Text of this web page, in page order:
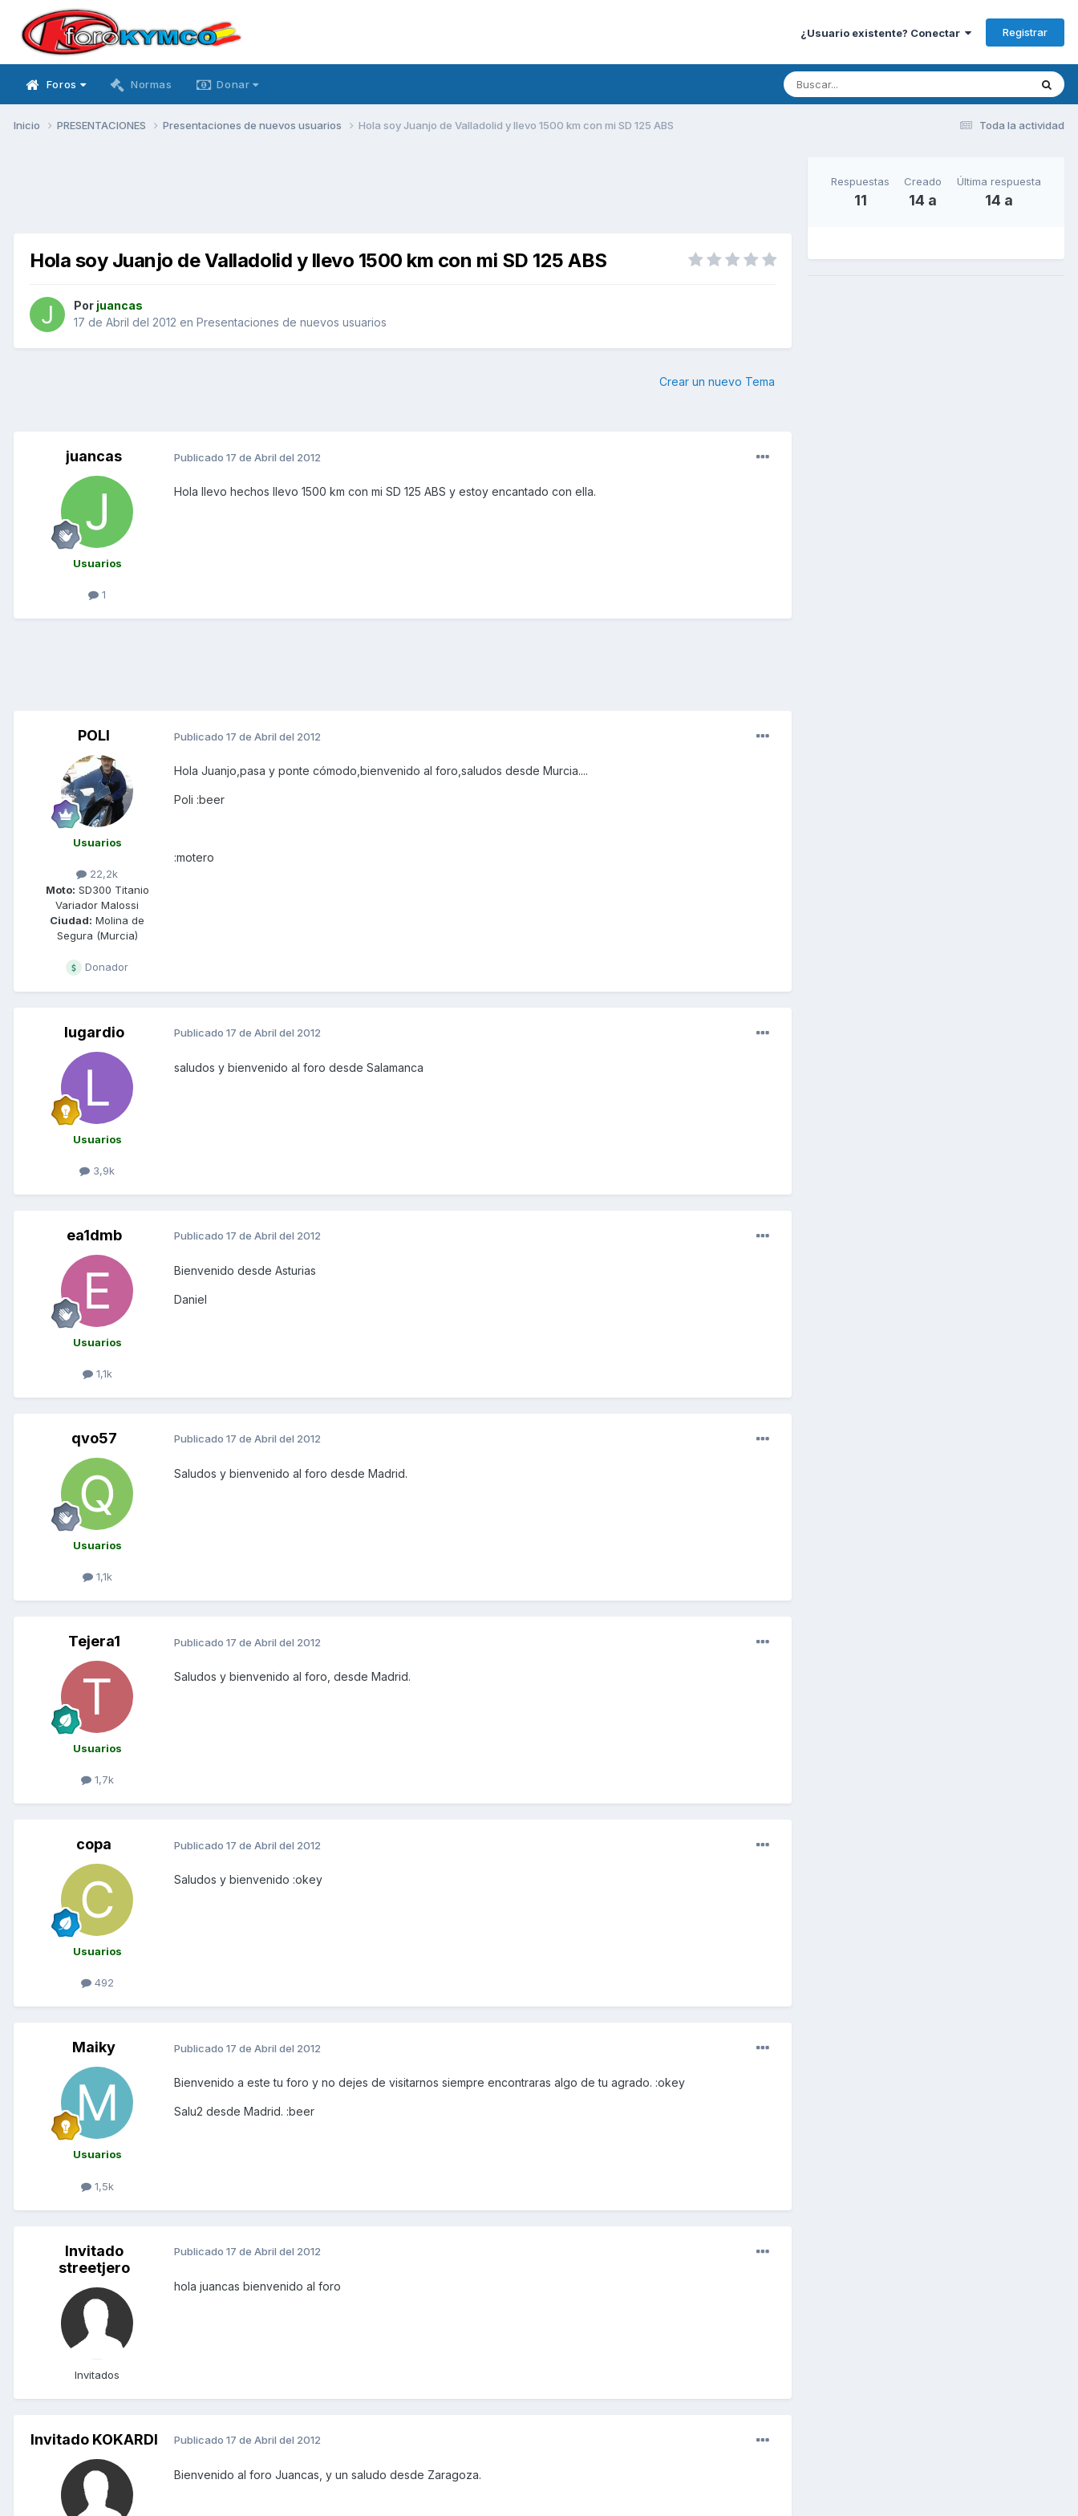
¿Usuario existente? Conectar Registrar
Foros Normas Donar
Toda la actividad
Inicio PRESENTACIONES Presentaciones de nuevos usuarios Hola soy Juanjo de Valladolid y llevo 1500 km con mi SD 125 ABS
Hola soy Juanjo de Valladolid y llevo 1500 km con mi SD 125 ABS
Por juancas
17 de Abril del 2012 en Presentaciones de nuevos usuarios
Crear un nuevo Tema
juancas
Usuarios
1
Publicado 17 de Abril del 2012
Hola llevo hechos llevo 1500 km con mi SD 125 ABS y estoy encantado con ella.
POLI
Usuarios
22,2k
Moto: SD300 Titanio
Variador Malossi
Ciudad: Molina de
Segura (Murcia)
Donador
Publicado 17 de Abril del 2012
Hola Juanjo,pasa y ponte cómodo,bienvenido al foro,saludos desde Murcia....
Poli :beer
:motero
lugardio
Usuarios
3,9k
Publicado 17 de Abril del 2012
saludos y bienvenido al foro desde Salamanca
ea1dmb
Usuarios
1,1k
Publicado 17 de Abril del 2012
Bienvenido desde Asturias
Daniel
qvo57
Usuarios
1,1k
Publicado 17 de Abril del 2012
Saludos y bienvenido al foro desde Madrid.
Tejera1
Usuarios
1,7k
Publicado 17 de Abril del 2012
Saludos y bienvenido al foro, desde Madrid.
copa
Usuarios
492
Publicado 17 de Abril del 2012
Saludos y bienvenido :okey
Maiky
Usuarios
1,5k
Publicado 17 de Abril del 2012
Bienvenido a este tu foro y no dejes de visitarnos siempre encontraras algo de tu agrado. :okey
Salu2 desde Madrid. :beer
Invitado
streetjero
Invitados
Publicado 17 de Abril del 2012
hola juancas bienvenido al foro
Invitado KOKARDI Publicado 17 de Abril del 2012
Bienvenido al foro Juancas, y un saludo desde Zaragoza.
Respuestas
11
Creado
14 a
Última respuesta
14 a